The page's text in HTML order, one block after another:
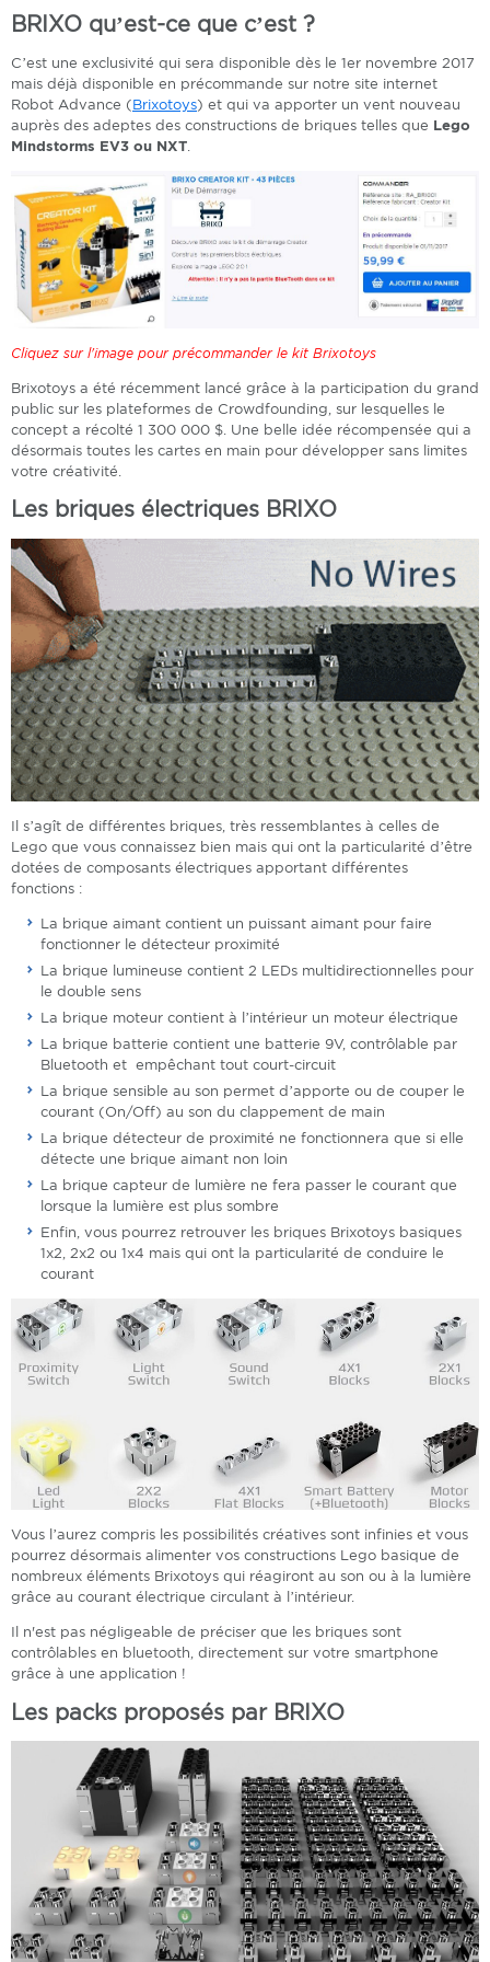
BRIXO qu’est-ce que c’est ?
C’est une exclusivité qui sera disponible dès le 1er novembre 2017
mais déjà disponible en précommande sur notre site internet
Robot Advance (Brixotoys) et qui va apporter un vent nouveau
auprès des adeptes des constructions de briques telles que Lego
Mindstorms EV3 ou NXT.
Cliquez sur l'image pour précommander le kit Brixotoys
Brixotoys a été récemment lancé grâce à la participation du grand
public sur les plateformes de Crowdfounding, sur lesquelles le
concept a récolté 1 300 000 $. Une belle idée récompensée qui a
désormais toutes les cartes en main pour développer sans limites
votre créativité.
Les briques électriques BRIXO
Il s’agît de différentes briques, très ressemblantes à celles de
Lego que vous connaissez bien mais qui ont la particularité d’être
dotées de composants électriques apportant différentes
fonctions :
La brique aimant contient un puissant aimant pour faire
fonctionner le détecteur proximité
La brique lumineuse contient 2 LEDs multidirectionnelles pour
le double sens
La brique moteur contient à l’intérieur un moteur électrique
La brique batterie contient une batterie 9V, contrôlable par
Bluetooth et empêchant tout court-circuit
La brique sensible au son permet d’apporte ou de couper le
courant (On/Off) au son du clappement de main
La brique détecteur de proximité ne fonctionnera que si elle
détecte une brique aimant non loin
La brique capteur de lumière ne fera passer le courant que
lorsque la lumière est plus sombre
Enfin, vous pourrez retrouver les briques Brixotoys basiques
1x2, 2x2 ou 1x4 mais qui ont la particularité de conduire le
courant
Vous l’aurez compris les possibilités créatives sont infinies et vous
pourrez désormais alimenter vos constructions Lego basique de
nombreux éléments Brixotoys qui réagiront au son ou à la lumière
grâce au courant électrique circulant à l’intérieur.
Il n'est pas négligeable de préciser que les briques sont
contrôlables en bluetooth, directement sur votre smartphone
grâce à une application !
Les packs proposés par BRIXO